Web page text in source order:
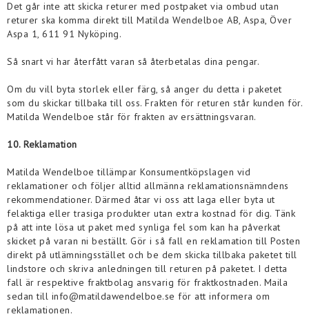
Det går inte att skicka returer med postpaket via ombud utan
returer ska komma direkt till Matilda Wendelboe AB, Aspa, Över
Aspa 1, 611 91 Nyköping.
Så snart vi har återfått varan så återbetalas dina pengar.
Om du vill byta storlek eller färg, så anger du detta i paketet
som du skickar tillbaka till oss. Frakten för returen står kunden för.
Matilda Wendelboe står för frakten av ersättningsvaran.
10. Reklamation
Matilda Wendelboe tillämpar Konsumentköpslagen vid
reklamationer och följer alltid allmänna reklamationsnämndens
rekommendationer. Därmed åtar vi oss att laga eller byta ut
felaktiga eller trasiga produkter utan extra kostnad för dig. Tänk
på att inte lösa ut paket med synliga fel som kan ha påverkat
skicket på varan ni beställt. Gör i så fall en reklamation till Posten
direkt på utlämningsstället och be dem skicka tillbaka paketet till
lindstore och skriva anledningen till returen på paketet. I detta
fall är respektive fraktbolag ansvarig för fraktkostnaden. Maila
sedan till info@matildawendelboe.se för att informera om
reklamationen.